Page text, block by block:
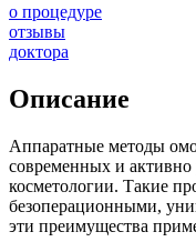
о процедуре
отзывы
доктора
Описание
Аппаратные методы
современных и
косметологии. Такие
безоперационными,
эти преимущества